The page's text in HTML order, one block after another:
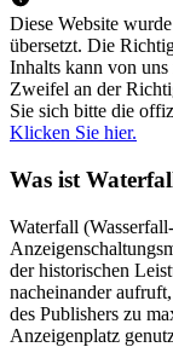
Diese Website
übersetzt. Die
Inhalts kann von
Zweifel an der
Sie sich bitte die
Klicken Sie hier.
Was ist
Waterfall
der historischen
nacheinander
des Publishers zu
Anzeigenplatz